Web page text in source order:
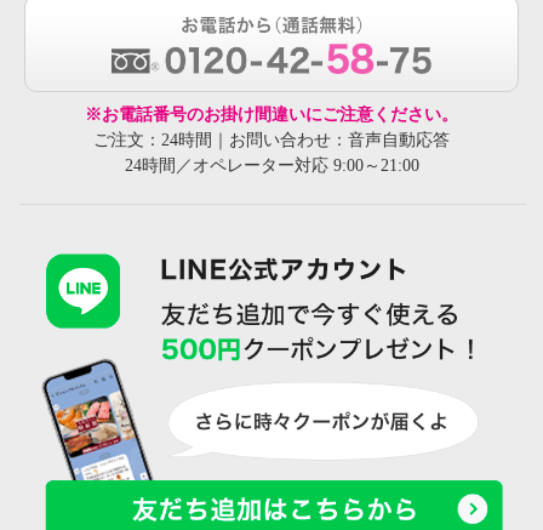
※お電話番号のお掛け間違いにご注意ください。
ご注文：24時間｜お問い合わせ：音声自動応答
24時間／オペレーター対応 9:00～21:00